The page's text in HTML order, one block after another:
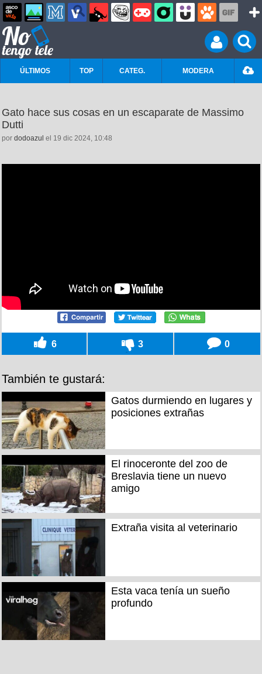
ÚLTIMOS TOP CATEG. MODERA
Gato hace sus cosas en un escaparate de Massimo
Dutti
por dodoazul el 19 dic 2024, 10:48
6 3 0
También te gustará:
Gatos durmiendo en lugares y
posiciones extrañas
El rinoceronte del zoo de
Breslavia tiene un nuevo
amigo
Extraña visita al veterinario
Esta vaca tenía un sueño
profundo